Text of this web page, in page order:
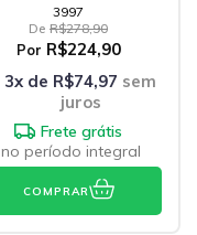
3997
De R$278,90
Por R$224,90
3x de R$74,97 sem
juros
Frete grátis
no período integral
COMPRAR